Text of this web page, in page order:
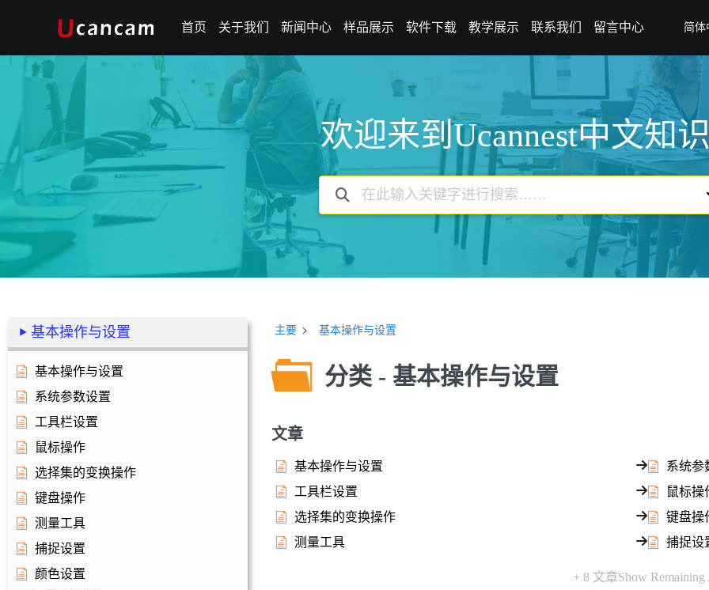
首页 关于我们 新闻中心 样品展示 软件下载 教学展示 联系我们 留言中心 简体
欢迎来到Ucannest中文知
基本操作与设置
基本操作与设置
系统参数设置
工具栏设置
鼠标操作
选择集的变换操作
键盘操作
测量工具
捕捉设置
颜色设置
主要 基本操作与设置
分类 - 基本操作与设置
文章
基本操作与设置
系统参
工具栏设置
鼠标操
选择集的变换操作
键盘操
测量工具
捕捉设
+ 8 文章Show Remaining